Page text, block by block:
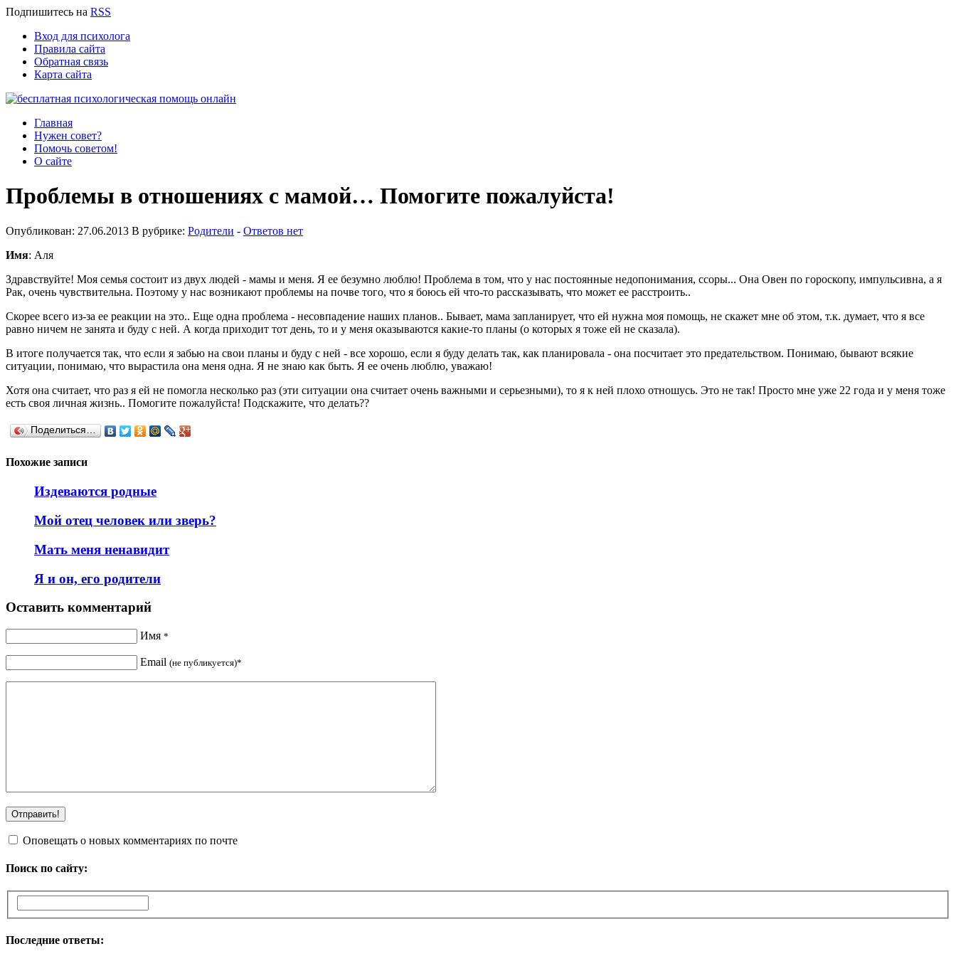
Подпишитесь на RSS
Вход для психолога
Правила сайта
Обратная связь
Карта сайта
Главная
Нужен совет?
Помочь советом!
О сайте
Проблемы в отношениях с мамой… Помогите пожалуйста!
Опубликован: 27.06.2013 В рубрике: Родители - Ответов нет
Имя: Аля
Здравствуйте! Моя семья состоит из двух людей - мамы и меня. Я ее безумно люблю! Проблема в том, что у нас постоянные недопонимания, ссоры... Она Овен по гороскопу, импульсивна, а я
Рак, очень чувствительна. Поэтому у нас возникают проблемы на почве того, что я боюсь ей что-то рассказывать, что может ее расстроить..
Скорее всего из-за ее реакции на это.. Еще одна проблема - несовпадение наших планов.. Бывает, мама запланирует, что ей нужна моя помощь, не скажет мне об этом, т.к. думает, что я все
равно ничем не занята и буду с ней. А когда приходит тот день, то и у меня оказываются какие-то планы (о которых я тоже ей не сказала).
В итоге получается так, что если я забью на свои планы и буду с ней - все хорошо, если я буду делать так, как планировала - она посчитает это предательством. Понимаю, бывают всякие
ситуации, понимаю, что вырастила она меня одна. Я не знаю как быть. Я ее очень люблю, уважаю!
Хотя она считает, что раз я ей не помогла несколько раз (эти ситуации она считает очень важными и серьезными), то я к ней плохо отношусь. Это не так! Просто мне уже 22 года и у меня тоже
есть своя личная жизнь.. Помогите пожалуйста! Подскажите, что делать??
Поделиться…
Похожие записи
Издеваются родные
Мой отец человек или зверь?
Мать меня ненавидит
Я и он, его родители
Оставить комментарий
Имя *
Email (не публикуется)*
Оповещать о новых комментариях по почте
Поиск по сайту:
Последние ответы: